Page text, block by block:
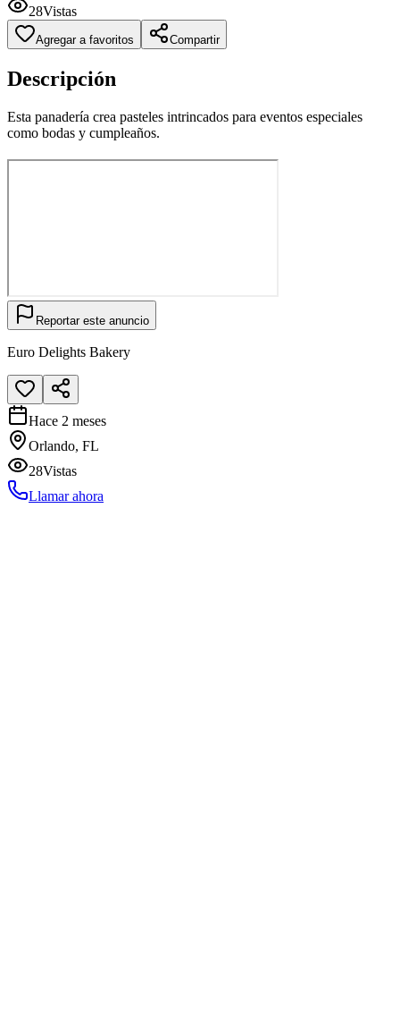
28Vistas
Agregar a favoritos Compartir
Descripción
Esta panadería crea pasteles intrincados para eventos especiales
como bodas y cumpleaños.
Reportar este anuncio
Euro Delights Bakery
Hace 2 meses
Orlando, FL
28Vistas
Llamar ahora